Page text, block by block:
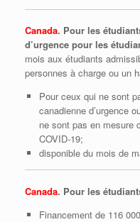
Canada. Pour les
d’urgence pour les
mois aux étudiants
personnes à charge ou un
Pour ceux qui ne sont
canadienne d’urgence
ne sont pas en mesure
COVID‑19;
disponible du mois de
Canada. Pour les
Financement de 116 000